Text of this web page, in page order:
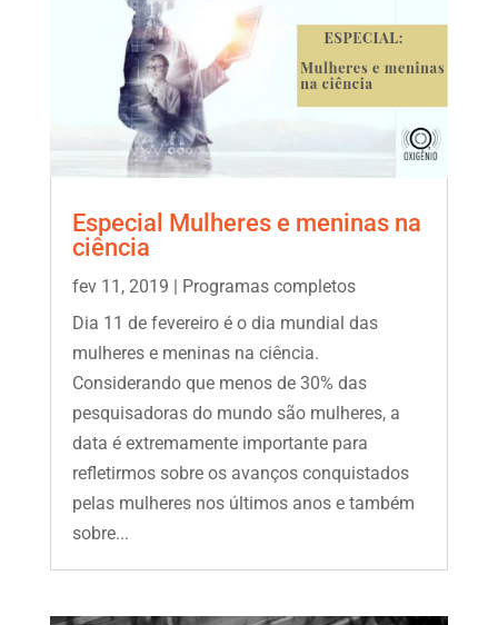
Especial Mulheres e meninas na
ciência
fev 11, 2019 | Programas completos
Dia 11 de fevereiro é o dia mundial das
mulheres e meninas na ciência.
Considerando que menos de 30% das
pesquisadoras do mundo são mulheres, a
data é extremamente importante para
refletirmos sobre os avanços conquistados
pelas mulheres nos últimos anos e também
sobre...